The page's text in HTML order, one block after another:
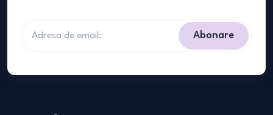
Abonare